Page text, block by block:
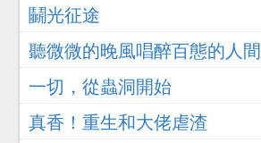
鬭光征途
聽微微的晚風唱醉百態的人間
一切，從蟲洞開始
真香！重生和大佬虐渣